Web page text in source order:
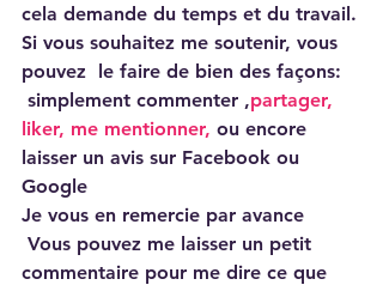
cela demande du temps et du travail.
Si vous souhaitez me soutenir, vous
pouvez  le faire de bien des façons:
simplement commenter ,partager,
liker, me mentionner, ou encore
laisser un avis sur Facebook ou
Google
Je vous en remercie par avance
commentaire pour me dire ce que